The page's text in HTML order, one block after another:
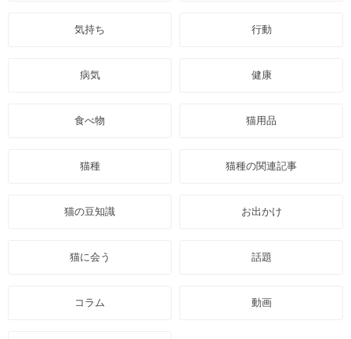
気持ち 行動
病気 健康
食べ物 猫用品
猫種 猫種の関連記事
猫の豆知識 お出かけ
猫に会う 話題
コラム 動画